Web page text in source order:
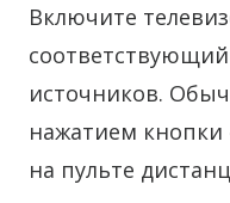
Включите
источников.
нажатием кнопки
на пульте